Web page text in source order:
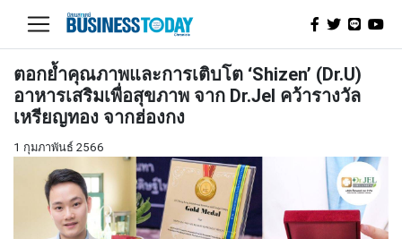
ตอกย้ำคุณภาพและการเติบโต ‘Shizen’ (Dr.U)
อาหารเสริมเพื่อสุขภาพ จาก Dr.Jel คว้ารางวัล
เหรียญทอง จากฮ่องกง
1 กุมภาพันธ์ 2566